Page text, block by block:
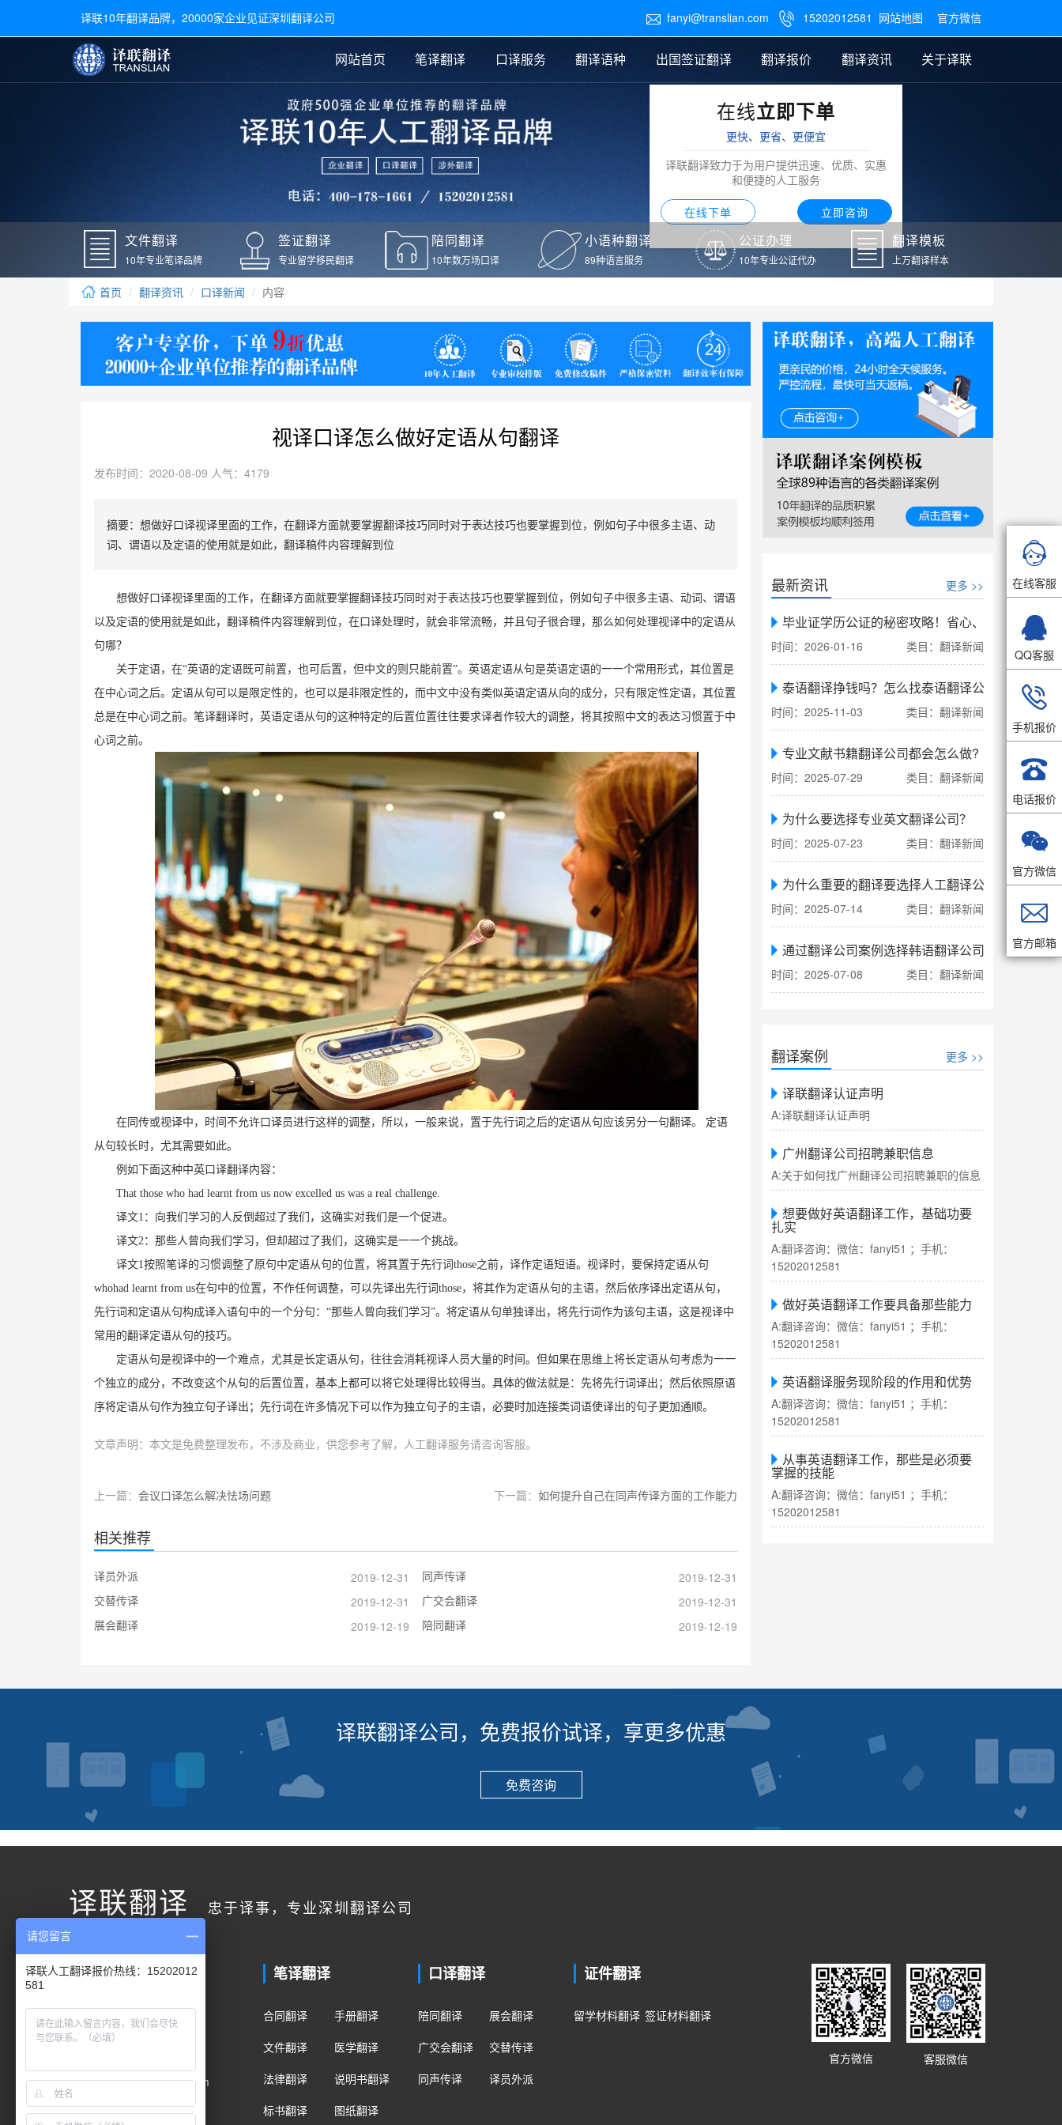
译联10年翻译品牌，20000家企业见证深圳翻译公司  fanyi@translian.com  15202012581 网站地图 官方微信
网站首页 笔译翻译
文件翻译 医学翻译 法律翻译 说明书翻译 图纸翻译
口译服务
广交会翻译 交替传译 同声传译
翻译语种
常用语种翻译
日语翻译
德语翻译
老挝语翻译 泰语翻译
葡萄牙语翻译
出国签证翻译
毕业证翻译
户口本翻译
学位证翻译
身份证翻译
签证材料翻译
银行流水翻译
驾照翻译
疫苗本翻译
新冠疫苗接种证明翻译
核酸检测报告英文版翻
译
翻译报价
笔译翻译报价
证件翻译报价
翻译资讯
公证样本
签证翻译
口译新闻
翻译新闻
关于译联
在线立即下单
更快、更省、更便宜
译联翻译致力于为用户提供迅速、优质、实惠
和便捷的人工服务
在线下单 立即咨询
文件翻译
10年专业笔译品牌
签证翻译
专业留学移民翻译
陪同翻译
10年数万场口译
小语种翻译
89种语言服务
公证办理
10年专业公证代办
翻译模板
上万翻译样本
首页 翻译资讯 口译新闻 内容
视译口译怎么做好定语从句翻译
发布时间：2020-08-09 人气：4179
摘要：想做好口译视译里面的工作，在翻译方面就要掌握翻译技巧同时对于表达技巧也要掌握到位，例如句子中很多主语、动
词、谓语以及定语的使用就是如此，翻译稿件内容理解到位
想做好口译视译里面的工作，在翻译方面就要掌握翻译技巧同时对于表达技巧也要掌握到位，例如句子中很多主语、动词、谓语
以及定语的使用就是如此，翻译稿件内容理解到位，在口译处理时，就会非常流畅，并且句子很合理，那么如何处理视译中的定语从
句哪？
关于定语，在“英语的定语既可前置，也可后置，但中文的则只能前置”。英语定语从句是英语定语的一一个常用形式，其位置是
在中心词之后。定语从句可以是限定性的，也可以是非限定性的，而中文中没有类似英语定语从向的成分，只有限定性定语，其位置
总是在中心词之前。笔译翻译时，英语定语从句的这种特定的后置位置往往要求译者作较大的调整，将其按照中文的表达习惯置于中
心词之前。
在同传或视译中，时间不允许口译员进行这样的调整，所以，一般来说，置于先行词之后的定语从句应该另分一句翻译。 定语
从句较长时，尤其需要如此。
例如下面这种中英口译翻译内容：
That those who had learnt from us now excelled us was a real challenge.
译文1 ：向我们学习的人反倒超过了我们，这确实对我们是一个促进。
译文2 ：那些人曾向我们学习，但却超过了我们，这确实是一一个挑战。
译文1 按照笔译的习惯调整了原句中定语从句的位置，将其置于先行词 those之前，译作定语短语。视译时，要保持定语从句
whohad learnt from us在句中的位置，不作任何调整，可以先译出先行词 those，将其作为定语从句的主语，然后依序译出定语从句，
先行词和定语从句构成译入语句中的一个分句：“那些人曾向我们学习”。将定语从句单独译出，将先行词作为该句主语，这是视译中
常用的翻译定语从句的技巧。
定语从句是视译中的一个难点，尤其是长定语从句，往往会消耗视译人员大量的时间。但如果在思维上将长定语从句考虑为一一
个独立的成分，不改变这个从句的后置位置，基本上都可以将它处理得比较得当。具体的做法就是：先将先行词译出； 然后依照原语
序将定语从句作为独立句子译出；先行词在许多情况下可以作为独立句子的主语，必要时加连接类词语使译出的句子更加通顺。
文章声明：本文是免费整理发布，不涉及商业，供您参考了解，人工翻译服务请咨询客服。
上一篇： 会议口译怎么解决怯场问题 下一篇： 如何提升自己在同声传译方面的工作能力
相关推荐
译员外派 2019-12-31 同声传译
2019-12-31
交替传译
2019-12-31 广交会翻译
2019-12-31
展会翻译
2019-12-19 陪同翻译 2019-12-19
最新资讯 更多 >>
毕业证学历公证的秘密攻略！省心、省力、省时
时间：2026-01-16 类目：翻译新闻
泰语翻译挣钱吗？怎么找泰语翻译公司翻译
时间：2025-11-03 类目：翻译新闻
专业文献书籍翻译公司都会怎么做?
时间：2025-07-29 类目：翻译新闻
为什么要选择专业英文翻译公司？
时间：2025-07-23 类目：翻译新闻
为什么重要的翻译要选择人工翻译公司
时间：2025-07-14 类目：翻译新闻
通过翻译公司案例选择韩语翻译公司
时间：2025-07-08 类目：翻译新闻
翻译案例 更多 >>
译联翻译认证声明
A:译联翻译认证声明
广州翻译公司招聘兼职信息
A:关于如何找广州翻译公司招聘兼职的信息
想要做好英语翻译工作，基础功要
扎实
A:翻译咨询：微信：fanyi51 ；手机：
15202012581
做好英语翻译工作要具备那些能力
A:翻译咨询：微信：fanyi51 ；手机：
15202012581
英语翻译服务现阶段的作用和优势
A:翻译咨询：微信：fanyi51 ；手机：
15202012581
从事英语翻译工作，那些是必须要
掌握的技能
A:翻译咨询：微信：fanyi51 ；手机：
15202012581
译联翻译公司，免费报价试译，享更多优惠
免费咨询
译联翻译 忠于译事，专业深圳翻译公司
联系我们
客户服务
400电话：400-178-1661
Email：fanyi@translian.com
笔译翻译
合同翻译
手册翻译
文件翻译
医学翻译
法律翻译
说明书翻译
标书翻译
图纸翻译
口译翻译
陪同翻译
展会翻译
广交会翻译
交替传译
同声传译
译员外派
证件翻译
留学材料翻译 签证材料翻译
客服微信
官方微信

在线客服

QQ客服

手机报价

电话报价

官方微信

官方邮箱
请您留言
译联人工翻译报价热线：15202012
581